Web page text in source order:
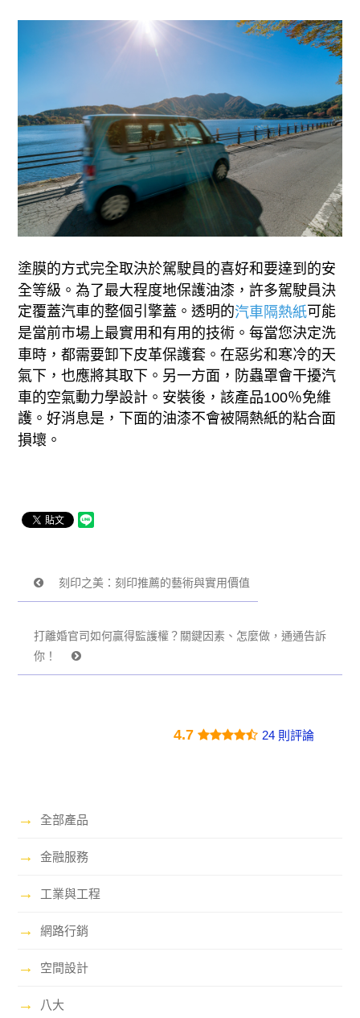
塗膜的方式完全取決於駕駛員的喜好和要達到的安
全等級。為了最大程度地保護油漆，許多駕駛員決
定覆蓋汽車的整個引擎蓋。透明的汽車隔熱紙可能
是當前市場上最實用和有用的技術。每當您決定洗
車時，都需要卸下皮革保護套。在惡劣和寒冷的天
氣下，也應將其取下。另一方面，防蟲罩會干擾汽
車的空氣動力學設計。安裝後，該產品100％免維
護。好消息是，下面的油漆不會被隔熱紙的粘合面
損壞。
刻印之美：刻印推薦的藝術與實用價值
打離婚官司如何贏得監護權？關鍵因素、怎麼做，通通告訴
你！
4.7 24 則評論
→ 全部產品
→ 金融服務
→ 工業與工程
→ 網路行銷
→ 空間設計
→ 八大